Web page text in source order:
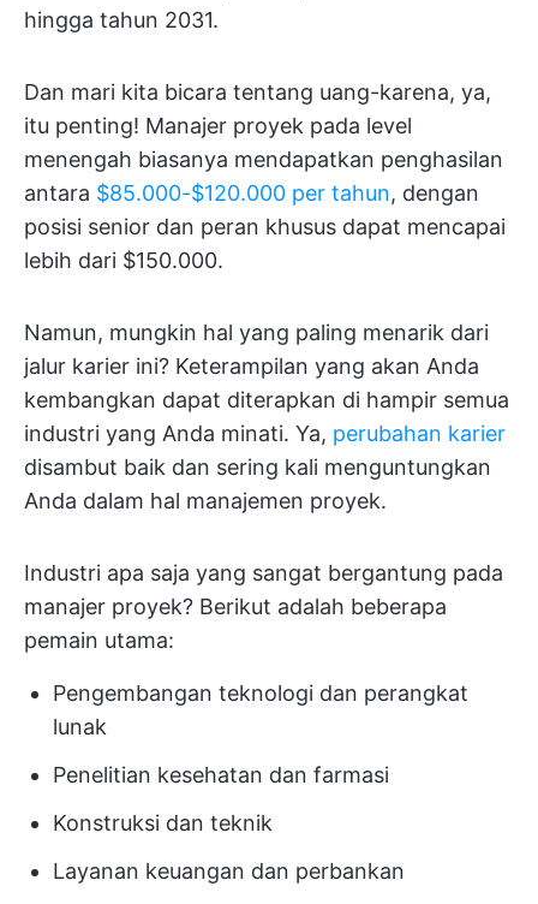
hingga tahun 2031.
Dan mari kita bicara tentang uang-karena, ya,
itu penting! Manajer proyek pada level
menengah biasanya mendapatkan penghasilan
antara $85.000-$120.000 per tahun, dengan
posisi senior dan peran khusus dapat mencapai
lebih dari $150.000.
Namun, mungkin hal yang paling menarik dari
jalur karier ini? Keterampilan yang akan Anda
kembangkan dapat diterapkan di hampir semua
industri yang Anda minati. Ya, perubahan karier
disambut baik dan sering kali menguntungkan
Anda dalam hal manajemen proyek.
Industri apa saja yang sangat bergantung pada
manajer proyek? Berikut adalah beberapa
pemain utama:
Pengembangan teknologi dan perangkat
lunak
Penelitian kesehatan dan farmasi
Konstruksi dan teknik
Layanan keuangan dan perbankan